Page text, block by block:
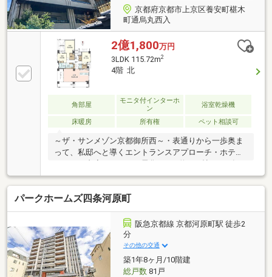
京都府京都市上京区養安町椹木
町通烏丸西入
2億1,800万円
3LDK 115.72m2
4階 北
角部屋
モニタ付インターホ
ン
浴室乾燥機
床暖房 所有権 ペット相談可
～ザ・サンメゾン京都御所西～・表通りから一歩奥ま
って、私邸へと導くエントランスアプローチ・ホテル
月一部リフォーム完成 トイレ交換、全室クロス貼
替、フローリング上張り、キッチン水栓交換、浴室水
栓カラン交換、洗面台水栓カラン交換等■断熱等性能
等級4取得□Low-Eガラス採用■ペット飼育可（規約制
限有）……□■「夢・感動」をお届けする阪急阪神不動
産 京都御池営業所■□……私たちは、出会いを大切に
し、お客様の立場に立って最善を尽くします。すべて
はお客様のために。まずはお気軽にお問合せくださ
い！
パークホームズ四条河原町
阪急京都線 京都河原町駅 徒歩2
分
その他の交通
築1年8ヶ月/10階建
総戸数81戸